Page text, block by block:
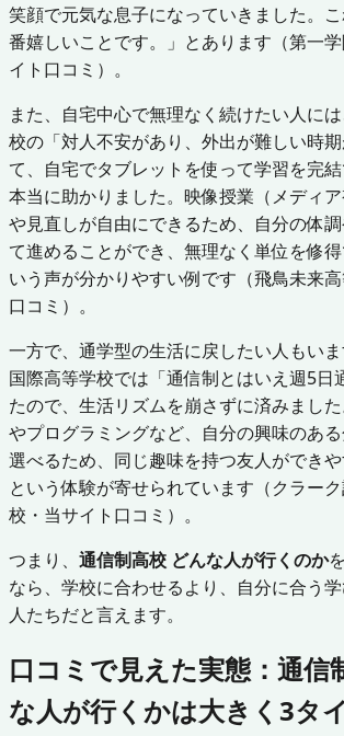
笑顔で元気な息子になっていきました。
番嬉しいことです。」とあります（第一
イト口コミ）。
また、自宅中心で無理なく続けたい人に
校の「対人不安があり、外出が難しい時
て、自宅でタブレットを使って学習を完
本当に助かりました。映像授業（メディ
や見直しが自由にできるため、自分の体
て進めることができ、無理なく単位を修
いう声が分かりやすい例です（飛鳥未来
口コミ）。
一方で、通学型の生活に戻したい人もい
国際高等学校では「通信制とはいえ週5日
たので、生活リズムを崩さずに済みまし
やプログラミングなど、自分の興味のあ
選べるため、同じ趣味を持つ友人ができや
という体験が寄せられています（クラー
校・当サイト口コミ）。
つまり、 通信制高校 どんな人が行くのか
なら、学校に合わせるより、自分に合う
人たちだと言えます。
口コミで見えた実態：通信
な人が行くかは大きく3タ